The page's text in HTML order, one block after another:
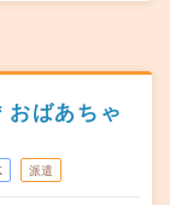
ばあちゃ
派遣